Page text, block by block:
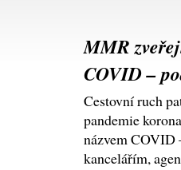
MMR
COVID –
Cestovní ruch
pandemie
názvem COVID
kancelářím,